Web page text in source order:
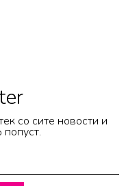
со сите новости и
попуст.